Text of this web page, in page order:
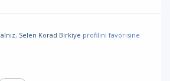
, Selen Korad Birkiye profilini favorisine